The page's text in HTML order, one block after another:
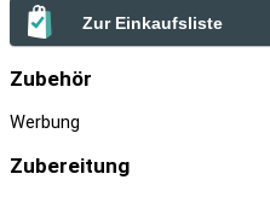
Zur Einkaufsliste
Zubehör
Werbung
Zubereitung